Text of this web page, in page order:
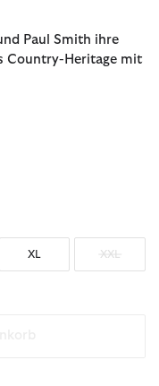
Paul Smith ihre
Country-Heritage mit
XL XXL